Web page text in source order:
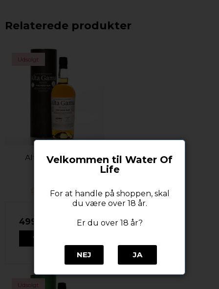
Relaterede produkter
Udsolgt
Alta Gama Brut
499,00 DKK
VIS PRODUKT
Udsolgt
Velkommen til Water Of
Life
For at handle på shoppen, skal
du være over 18 år.
Er du over 18 år?
NEJ JA